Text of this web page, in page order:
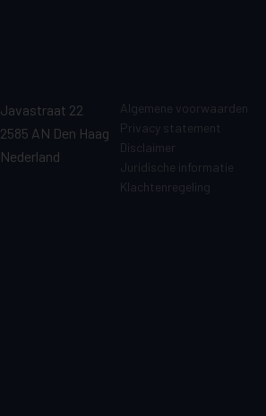
Javastraat 22
2585 AN Den Haag
Nederland
Algemene voorwaarden
Privacy statement
Disclaimer
Juridische informatie
Klachtenregeling